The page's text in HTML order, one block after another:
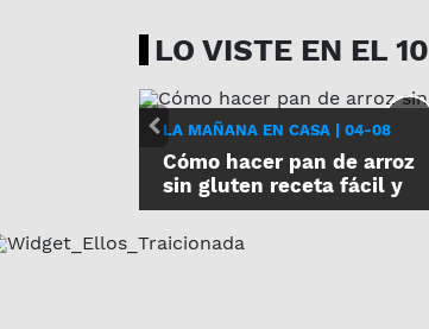
LO VISTE EN EL 10
LA MAÑANA EN CASA | 04-08
Cómo hacer pan de arroz
sin gluten receta fácil y
económica